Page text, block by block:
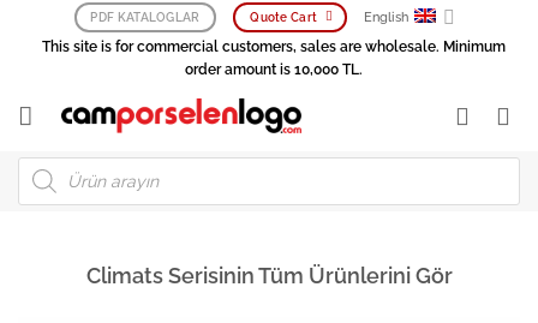
PDF KATALOGLAR Quote Cart English
This site is for commercial customers, sales are wholesale. Minimum
order amount is 10,000 TL.
Products
search
Climats Serisinin Tüm Ürünlerini Gör